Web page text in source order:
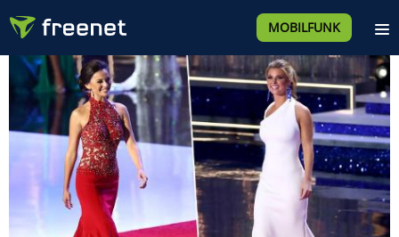
MOBILFUNK